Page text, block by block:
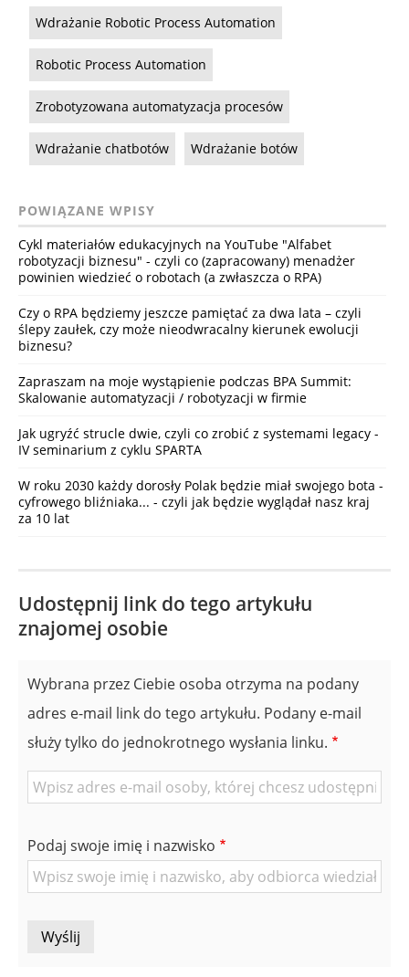
Wdrażanie Robotic Process Automation
Robotic Process Automation
Zrobotyzowana automatyzacja procesów
Wdrażanie chatbotów Wdrażanie botów
POWIĄZANE WPISY
Cykl materiałów edukacyjnych na YouTube "Alfabet
robotyzacji biznesu" - czyli co (zapracowany) menadżer
powinien wiedzieć o robotach (a zwłaszcza o RPA)
Czy o RPA będziemy jeszcze pamiętać za dwa lata – czyli
ślepy zaułek, czy może nieodwracalny kierunek ewolucji
biznesu?
Zapraszam na moje wystąpienie podczas BPA Summit:
Skalowanie automatyzacji / robotyzacji w firmie
Jak ugryźć strucle dwie, czyli co zrobić z systemami legacy -
IV seminarium z cyklu SPARTA
W roku 2030 każdy dorosły Polak będzie miał swojego bota -
cyfrowego bliźniaka... - czyli jak będzie wyglądał nasz kraj
za 10 lat
Udostępnij link do tego artykułu
znajomej osobie
Wybrana przez Ciebie osoba otrzyma na podany
adres e-mail link do tego artykułu. Podany e-mail
służy tylko do jednokrotnego wysłania linku.
E-
znajomej
Osoby
Podaj swoje imię i nazwisko